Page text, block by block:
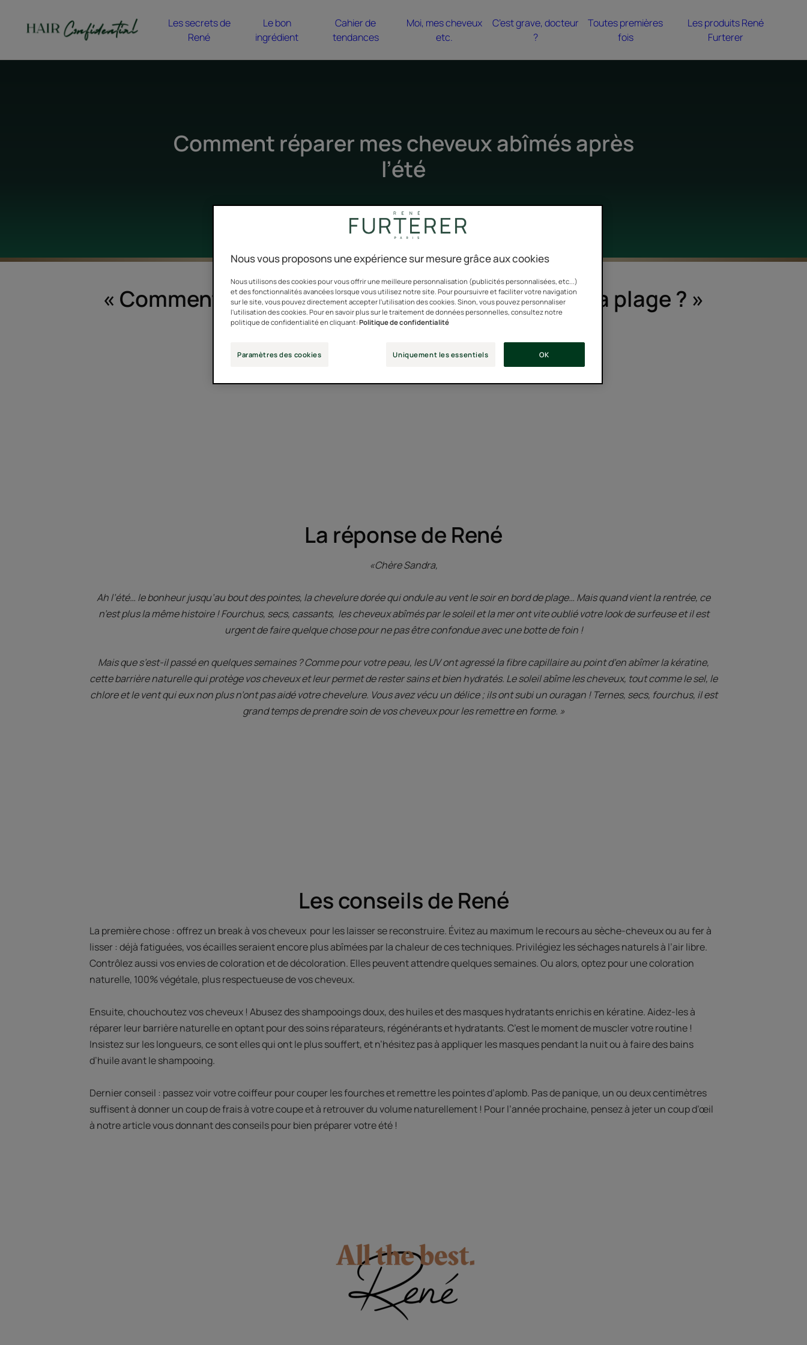
Les secrets de
René
Le bon
ingrédient
Cahier de
tendances
Moi, mes cheveux
etc.
C’est grave, docteur
?
Toutes premières
fois
Les produits René
Furterer
Comment réparer mes cheveux abîmés après
l’été
« Comment réparer mes cheveux après un été à la plage ? »
Sandra,
La réponse de René
«Chère Sandra,
Ah l’été… le bonheur jusqu’au bout des pointes, la chevelure dorée qui ondule au vent le soir en bord de plage… Mais quand vient la rentrée, ce
n’est plus la même histoire ! Fourchus, secs, cassants, les cheveux abîmés par le soleil et la mer ont vite oublié votre look de surfeuse et il est
urgent de faire quelque chose pour ne pas être confondue avec une botte de foin !
Mais que s’est-il passé en quelques semaines ? Comme pour votre peau, les UV ont agressé la fibre capillaire au point d’en abîmer la kératine,
cette barrière naturelle qui protège vos cheveux et leur permet de rester sains et bien hydratés. Le soleil abîme les cheveux, tout comme le sel, le
chlore et le vent qui eux non plus n’ont pas aidé votre chevelure. Vous avez vécu un délice ; ils ont subi un ouragan ! Ternes, secs, fourchus, il est
grand temps de prendre soin de vos cheveux pour les remettre en forme. »
Les conseils de René
La première chose : offrez un break à vos cheveux pour les laisser se reconstruire. Évitez au maximum le recours au sèche-cheveux ou au fer à
lisser : déjà fatiguées, vos écailles seraient encore plus abîmées par la chaleur de ces techniques. Privilégiez les séchages naturels à l’air libre.
Contrôlez aussi vos envies de coloration et de décoloration. Elles peuvent attendre quelques semaines. Ou alors, optez pour une coloration
naturelle, 100% végétale, plus respectueuse de vos cheveux.
Ensuite, chouchoutez vos cheveux ! Abusez des shampooings doux, des huiles et des masques hydratants enrichis en kératine. Aidez-les à
réparer leur barrière naturelle en optant pour des soins réparateurs, régénérants et hydratants. C’est le moment de muscler votre routine !
Insistez sur les longueurs, ce sont elles qui ont le plus souffert, et n’hésitez pas à appliquer les masques pendant la nuit ou à faire des bains
d’huile avant le shampooing.
Dernier conseil : passez voir votre coiffeur pour couper les fourches et remettre les pointes d’aplomb. Pas de panique, un ou deux centimètres
suffisent à donner un coup de frais à votre coupe et à retrouver du volume naturellement ! Pour l’année prochaine, pensez à jeter un coup d’œil
à notre article vous donnant des conseils pour bien préparer votre été !
Nous vous proposons une expérience sur mesure grâce aux cookies
Nous utilisons des cookies pour vous offrir une meilleure personnalisation (publicités personnalisées, etc...)
et des fonctionnalités avancées lorsque vous utilisez notre site. Pour poursuivre et faciliter votre navigation
sur le site, vous pouvez directement accepter l'utilisation des cookies. Sinon, vous pouvez personnaliser
l'utilisation des cookies. Pour en savoir plus sur le traitement de données personnelles, consultez notre
politique de confidentialité en cliquant:Politique de confidentialité
Paramètres des cookies Uniquement les essentiels OK